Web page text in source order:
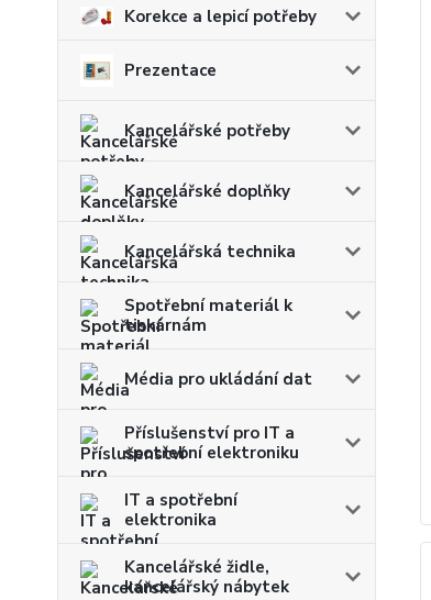
Korekce a lepicí potřeby
Prezentace
Kancelářské potřeby
Kancelářské doplňky
Kancelářská technika
Spotřební materiál k
tiskárnám
Média pro ukládání dat
Příslušenství pro IT a
spotřební elektroniku
IT a spotřební
elektronika
Kancelářské židle,
kancelářský nábytek